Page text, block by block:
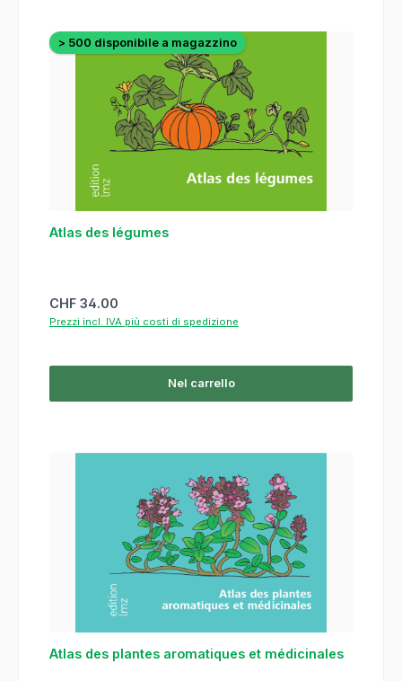
> 500 disponibile a magazzino
Atlas des légumes
Prezzo normale:
CHF 34.00
Prezzi incl. IVA più costi di spedizione
Nel carrello
Atlas des plantes aromatiques et médicinales